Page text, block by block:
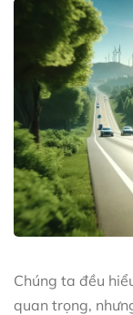
Chúng ta đều
quan trọng,